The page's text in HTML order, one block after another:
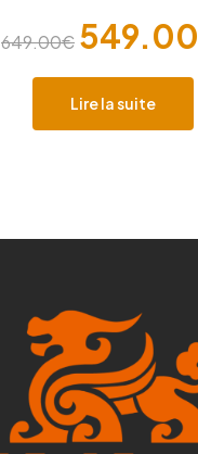
649.00€ 549.00
Lire la suite